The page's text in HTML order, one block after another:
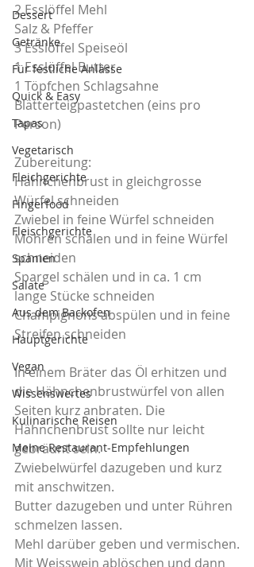
Dessert
Getränke
Für festliche Anlässe
Quick & Easy
Tapas
Vegetarisch
Fleichgerichte
Fingerfood
Fleischgerichte
Spanien
Salate
Aus dem Backofen
Hauptgerichte
Vegan
Wissenswertes
Kulinarische Reisen
Meine Restaurant-Empfehlungen
2 Esslöffel Mehl
Salz & Pfeffer
3 Esslöffel Speiseöl
1 Esslöffel Butter
1 Töpfchen Schlagsahne
Blätterteigpastetchen (eins pro
Person)
Zubereitung:
Hähnchenbrust in gleichgrosse
Würfel schneiden
Zwiebel in feine Würfel schneiden
Möhren schälen und in feine Würfel
schneiden
Spargel schälen und in ca. 1 cm
lange Stücke schneiden
Champignons abspülen und in feine
Streifen schneiden
In einem Bräter das Öl erhitzen und
die Hähnchenbrustwürfel von allen
Seiten kurz anbraten. Die
Hähnchenbrust sollte nur leicht
gebräunt sein.
Zwiebelwürfel dazugeben und kurz
mit anschwitzen.
Butter dazugeben und unter Rühren
schmelzen lassen.
Mehl darüber geben und vermischen.
Mit Weisswein ablöschen und dann